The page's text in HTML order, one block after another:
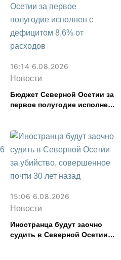
16:14 6.08.2026
Новости
Бюджет Северной Осетии за
первое полугодие исполнен
15:06 6.08.2026
Новости
Иностранца будут заочно
судить в Северной Осетии